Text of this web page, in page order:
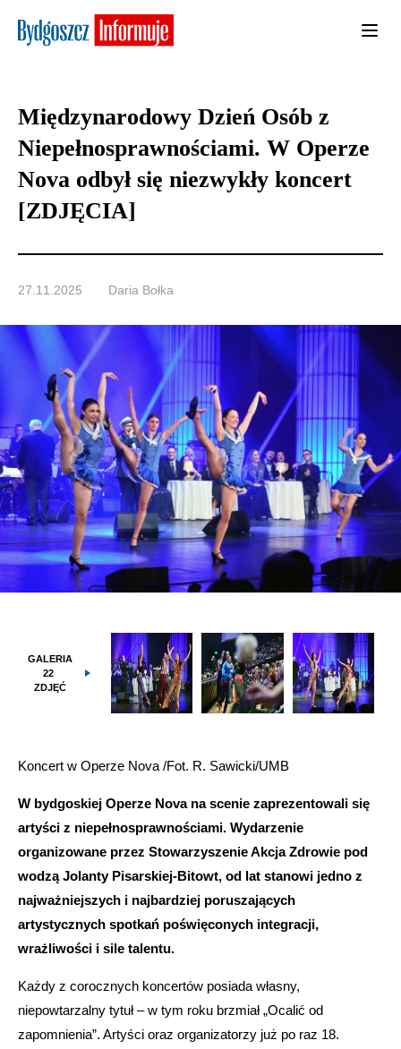
Międzynarodowy Dzień Osób z
Niepełnosprawnościami. W Operze
Nova odbył się niezwykły koncert
[ZDJĘCIA]
27.11.2025 Daria Bołka
GALERIA
22
ZDJĘĆ
Koncert w Operze Nova /Fot. R. Sawicki/UMB
W bydgoskiej Operze Nova na scenie zaprezentowali się
artyści z niepełnosprawnościami. Wydarzenie
organizowane przez Stowarzyszenie Akcja Zdrowie pod
wodzą Jolanty Pisarskiej-Bitowt, od lat stanowi jedno z
najważniejszych i najbardziej poruszających
artystycznych spotkań poświęconych integracji,
wrażliwości i sile talentu.
Każdy z corocznych koncertów posiada własny,
niepowtarzalny tytuł – w tym roku brzmiał „Ocalić od
zapomnienia”. Artyści oraz organizatorzy już po raz 18.